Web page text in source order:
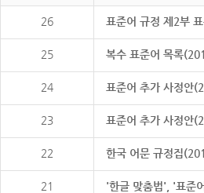
26 표준어 규정 제2부
25 복수 표준어 목록
24 표준어 추가 사정안
23 표준어 추가 사정안
22 한국 어문 규정집
21 '한글 맞춤법', '표준